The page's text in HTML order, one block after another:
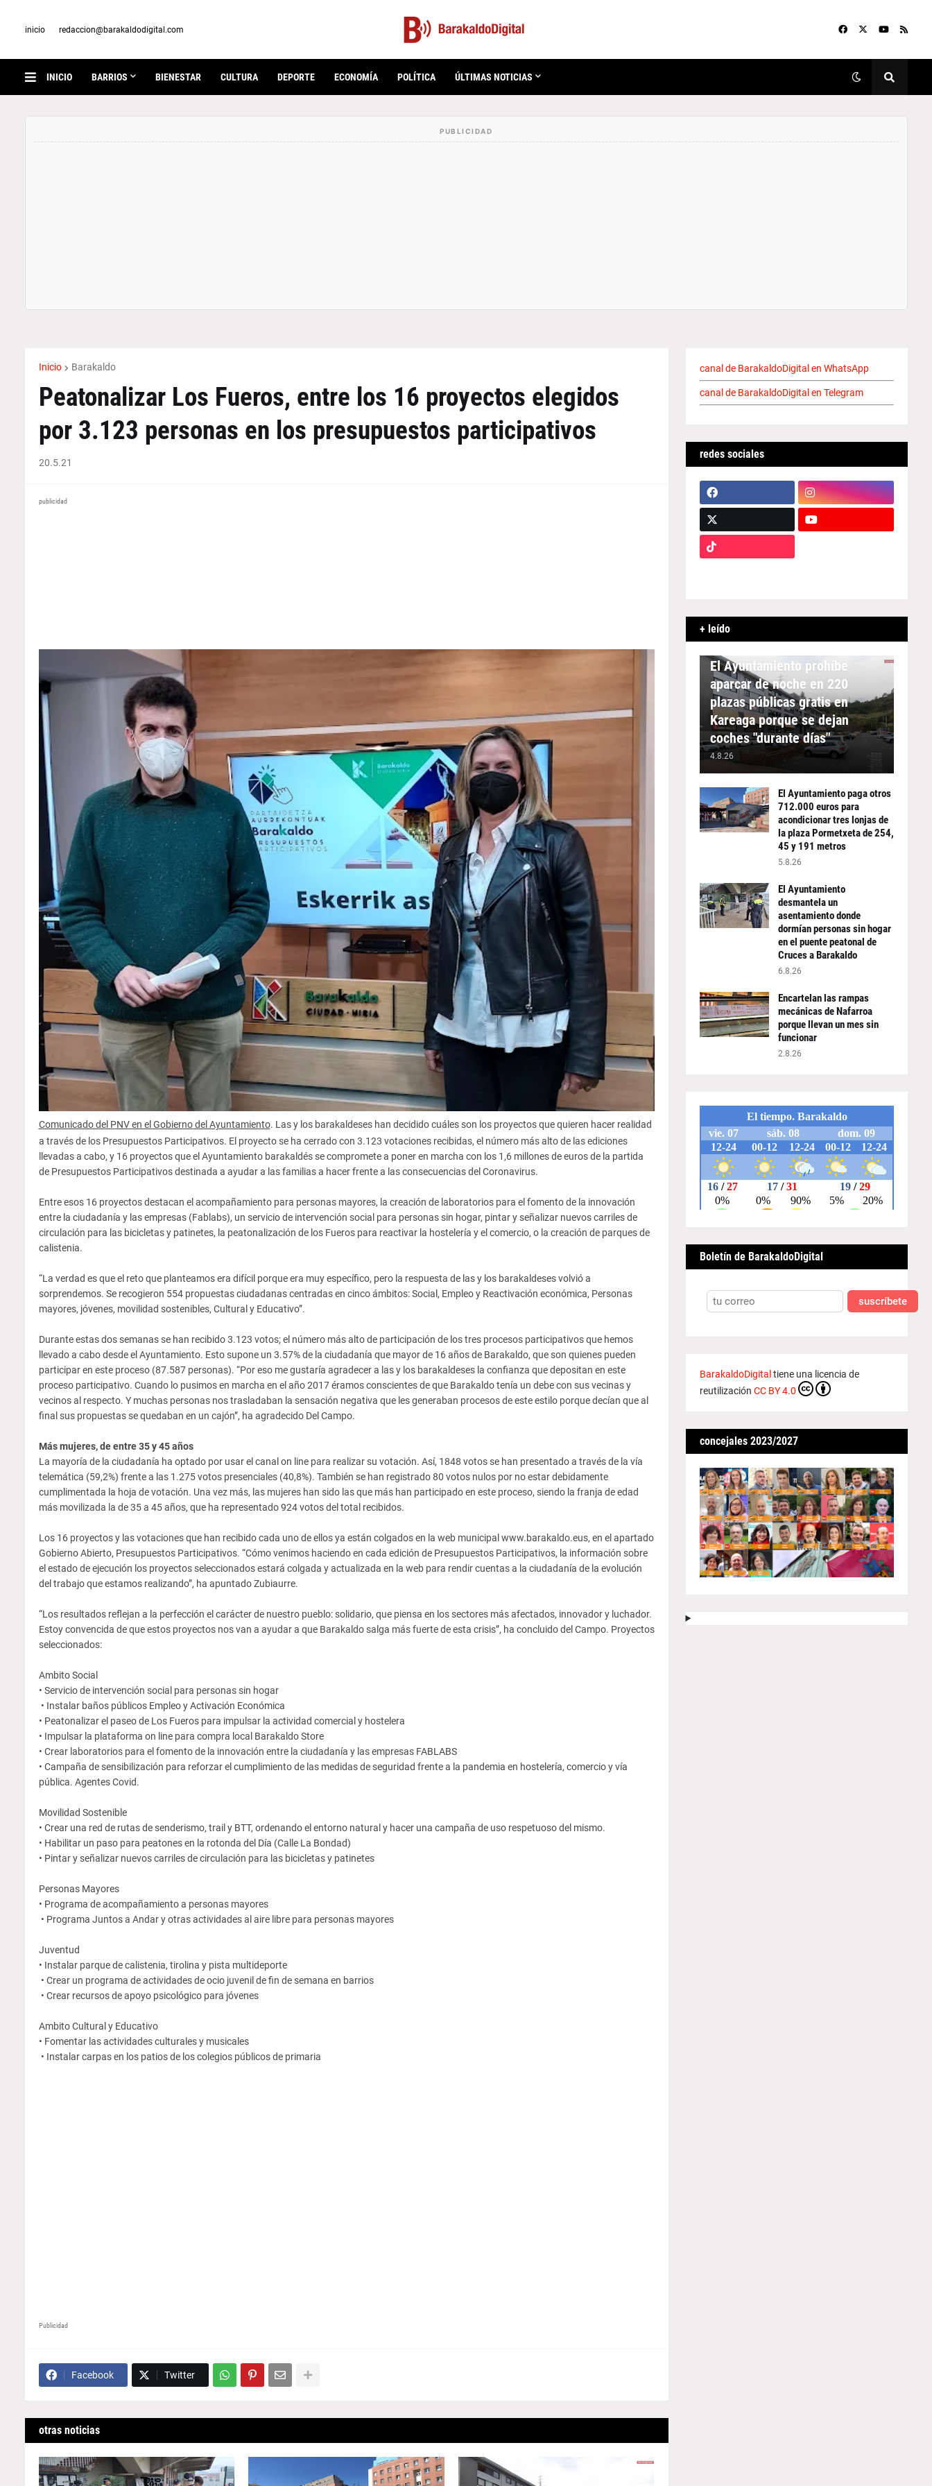
inicio redaccion@barakaldodigital.com
INICIO BARRIOS BIENESTAR CULTURA DEPORTE ECONOMÍA POLÍTICA ÚLTIMAS NOTICIAS
Inicio Barakaldo
Peatonalizar Los Fueros, entre los 16 proyectos elegidos
por 3.123 personas en los presupuestos participativos
20.5.21
publicidad
Comunicado del PNV en el Gobierno del Ayuntamiento. Las y los barakaldeses han decidido cuáles son los proyectos que quieren hacer realidad
a través de los Presupuestos Participativos. El proyecto se ha cerrado con 3.123 votaciones recibidas, el número más alto de las ediciones
llevadas a cabo, y 16 proyectos que el Ayuntamiento barakaldés se compromete a poner en marcha con los 1,6 millones de euros de la partida
de Presupuestos Participativos destinada a ayudar a las familias a hacer frente a las consecuencias del Coronavirus.
Entre esos 16 proyectos destacan el acompañamiento para personas mayores, la creación de laboratorios para el fomento de la innovación
entre la ciudadanía y las empresas (Fablabs), un servicio de intervención social para personas sin hogar, pintar y señalizar nuevos carriles de
circulación para las bicicletas y patinetes, la peatonalización de los Fueros para reactivar la hostelería y el comercio, o la creación de parques de
calistenia.
“La verdad es que el reto que planteamos era difícil porque era muy específico, pero la respuesta de las y los barakaldeses volvió a
sorprendemos. Se recogieron 554 propuestas ciudadanas centradas en cinco ámbitos: Social, Empleo y Reactivación económica, Personas
mayores, jóvenes, movilidad sostenibles, Cultural y Educativo”.
Durante estas dos semanas se han recibido 3.123 votos; el número más alto de participación de los tres procesos participativos que hemos
llevado a cabo desde el Ayuntamiento. Esto supone un 3.57% de la ciudadanía que mayor de 16 años de Barakaldo, que son quienes pueden
participar en este proceso (87.587 personas). “Por eso me gustaría agradecer a las y los barakaldeses la confianza que depositan en este
proceso participativo. Cuando lo pusimos en marcha en el año 2017 éramos conscientes de que Barakaldo tenía un debe con sus vecinas y
vecinos al respecto. Y muchas personas nos trasladaban la sensación negativa que les generaban procesos de este estilo porque decían que al
final sus propuestas se quedaban en un cajón”, ha agradecido Del Campo.
Más mujeres, de entre 35 y 45 años
La mayoría de la ciudadanía ha optado por usar el canal on line para realizar su votación. Así, 1848 votos se han presentado a través de la vía
telemática (59,2%) frente a las 1.275 votos presenciales (40,8%). También se han registrado 80 votos nulos por no estar debidamente
cumplimentada la hoja de votación. Una vez más, las mujeres han sido las que más han participado en este proceso, siendo la franja de edad
más movilizada la de 35 a 45 años, que ha representado 924 votos del total recibidos.
Los 16 proyectos y las votaciones que han recibido cada uno de ellos ya están colgados en la web municipal www.barakaldo.eus, en el apartado
Gobierno Abierto, Presupuestos Participativos. “Cómo venimos haciendo en cada edición de Presupuestos Participativos, la información sobre
el estado de ejecución los proyectos seleccionados estará colgada y actualizada en la web para rendir cuentas a la ciudadanía de la evolución
del trabajo que estamos realizando”, ha apuntado Zubiaurre.
“Los resultados reflejan a la perfección el carácter de nuestro pueblo: solidario, que piensa en los sectores más afectados, innovador y luchador.
Estoy convencida de que estos proyectos nos van a ayudar a que Barakaldo salga más fuerte de esta crisis”, ha concluido del Campo. Proyectos
seleccionados:
Ambito Social
• Servicio de intervención social para personas sin hogar
• Instalar baños públicos Empleo y Activación Económica
• Peatonalizar el paseo de Los Fueros para impulsar la actividad comercial y hostelera
• Impulsar la plataforma on line para compra local Barakaldo Store
• Crear laboratorios para el fomento de la innovación entre la ciudadanía y las empresas FABLABS
• Campaña de sensibilización para reforzar el cumplimiento de las medidas de seguridad frente a la pandemia en hostelería, comercio y vía
pública. Agentes Covid.
Movilidad Sostenible
• Crear una red de rutas de senderismo, trail y BTT, ordenando el entorno natural y hacer una campaña de uso respetuoso del mismo.
• Habilitar un paso para peatones en la rotonda del Día (Calle La Bondad)
• Pintar y señalizar nuevos carriles de circulación para las bicicletas y patinetes
Personas Mayores
• Programa de acompañamiento a personas mayores
• Programa Juntos a Andar y otras actividades al aire libre para personas mayores
Juventud
• Instalar parque de calistenia, tirolina y pista multideporte
• Crear un programa de actividades de ocio juvenil de fin de semana en barrios
• Crear recursos de apoyo psicológico para jóvenes
Ambito Cultural y Educativo
• Fomentar las actividades culturales y musicales
• Instalar carpas en los patios de los colegios públicos de primaria
Publicidad
Facebook Twitter
otras noticias
canal de BarakaldoDigital en WhatsApp
canal de BarakaldoDigital en Telegram
redes sociales
+ leído
APARCAMIENTO
El Ayuntamiento prohíbe
aparcar de noche en 220
plazas públicas gratis en
Kareaga porque se dejan
coches "durante días"
4.8.26
El Ayuntamiento paga otros
712.000 euros para
acondicionar tres lonjas de
la plaza Pormetxeta de 254,
45 y 191 metros
5.8.26
El Ayuntamiento
desmantela un
asentamiento donde
dormían personas sin hogar
en el puente peatonal de
Cruces a Barakaldo
6.8.26
Encartelan las rampas
mecánicas de Nafarroa
porque llevan un mes sin
funcionar
2.8.26
Boletín de BarakaldoDigital
suscríbete
BarakaldoDigital tiene una licencia de
reutilización CC BY 4.0
concejales 2023/2027